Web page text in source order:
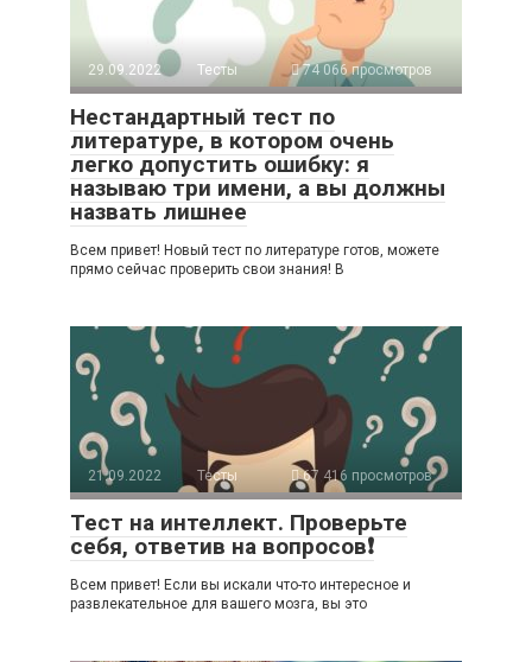
29.09.2022 Тесты 74 066 просмотров
Нестандартный тест по
литературе, в котором очень
легко допустить ошибку: я
называю три имени, а вы должны
назвать лишнее
Всем привет! Новый тест по литературе готов, можете
прямо сейчас проверить свои знания! В
21.09.2022 Тесты 67 416 просмотров
Тест на интеллект. Проверьте
себя, ответив на вопросов❗
Всем привет! Если вы искали что-то интересное и
развлекательное для вашего мозга, вы это